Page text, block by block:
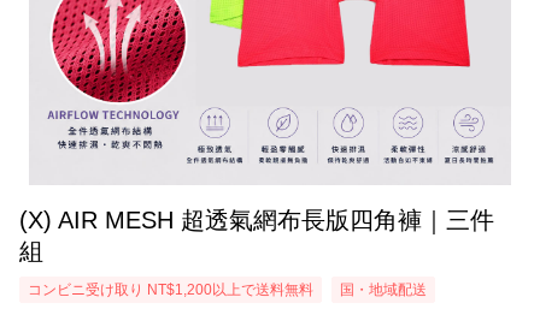
(X) AIR MESH 超透氣網布長版四角褲｜三件
組
コンビニ受け取り NT$1,200以上で送料無料 国・地域配送